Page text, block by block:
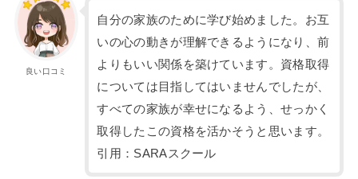
良い口コミ
自分の家族のために学び始めました。お互
いの心の動きが理解できるようになり、前
よりもいい関係を築けています。資格取得
については目指してはいませんでしたが、
すべての家族が幸せになるよう、せっかく
取得したこの資格を活かそうと思います。
引用：SARAスクール